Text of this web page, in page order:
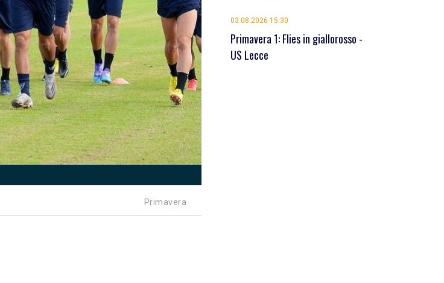
Primavera
03.08.2026 15:30
Primavera 1: Flies in giallorosso -
US Lecce